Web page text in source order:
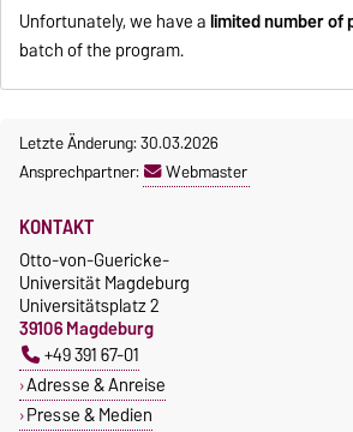
Unfortunately, we have alimited number of
batch of the program.
Letzte Änderung: 30.03.2026
Ansprechpartner:
Webmaster
KONTAKT
Otto-von-Guericke-
Universität Magdeburg
Universitätsplatz 2
39106 Magdeburg
+49 391 67-01
Adresse & Anreise
Presse & Medien